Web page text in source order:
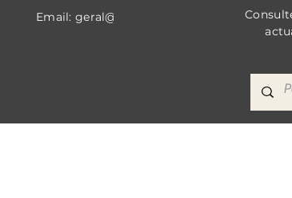
Email: geral@bricomat.com